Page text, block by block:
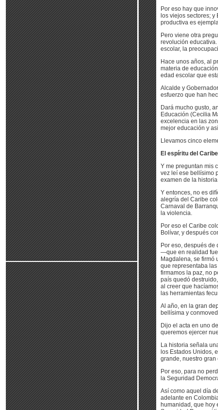
Por eso hay que
los viejos sectores;
productiva es
Pero viene otra
revolución
escolar, la
Hace unos años, al
materia de
edad escolar que
Alcalde y
esfuerzo que han
Dará mucho gusto,
Educación (Cecilia
excelencia en las
mejor educación y
Llevamos cinco
El espíritu del Caribe
Y me preguntan mis
vez leí ese bellísimo
examen de la
Y entonces, no es
alegría del Caribe
Carnaval de
la violencia.
Por eso el Caribe
Bolívar, y después
Por eso, después
—que en realidad fue
Magdalena, se firmó
que representaba
firmamos la paz, no
país quedó
al creer que
las herramientas
Al año, en la gran
bellísima y
Dijo el acta en uno
queremos ejercer
La historia señala
los Estados Unidos,
grande, nuestro
Por eso, para no
la Seguridad
Así como aquel día
adelante en
humanidad, que hoy